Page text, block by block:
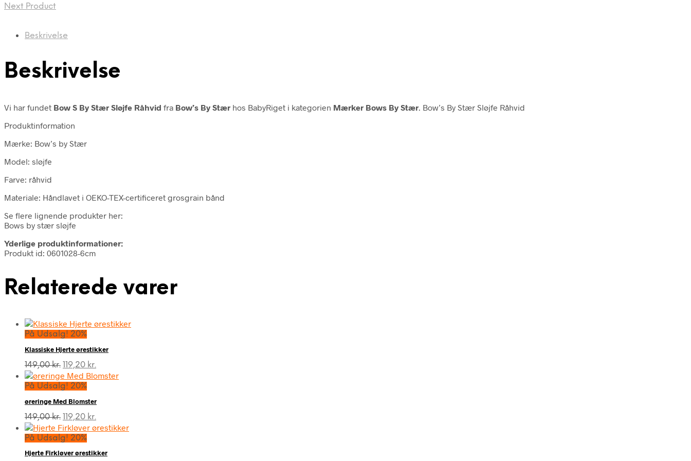
Next Product
Beskrivelse
Beskrivelse
Vi har fundet Bow S By Stær Sløjfe Råhvid fra Bow’s By Stær hos BabyRiget i kategorien Mærker Bows By Stær . Bow’s By Stær Sløjfe Råhvid
Produktinformation
Mærke: Bow’s by Stær
Model: sløjfe
Farve: råhvid
Materiale: Håndlavet i OEKO-TEX-certificeret grosgrain bånd
Se flere lignende produkter her:
Bows by stær sløjfe
Yderlige produktinformationer:
Produkt id: 0601028-6cm
Relaterede varer
På Udsalg! 20%
Klassiske Hjerte ørestikker
149,00kr. Den
oprindelige
pris
149,00 kr..
119,20 kr.
aktuelle
119,20 kr..
På Udsalg! 20%
øreringe Med Blomster
149,00kr. Den
oprindelige
pris
149,00 kr..
119,20 kr.
aktuelle
119,20 kr..
På Udsalg! 20%
Hjerte Firkløver ørestikker